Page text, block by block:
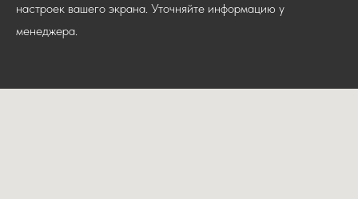
настроек вашего экрана. Уточняйте информацию у
менеджера.